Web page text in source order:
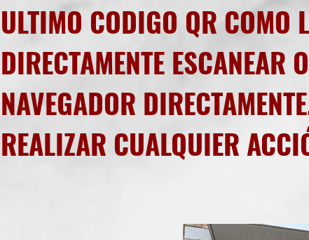
ULTIMO CODIGO QR COMO
DIRECTAMENTE ESCANEAR
NAVEGADOR
REALIZAR CUALQUIER